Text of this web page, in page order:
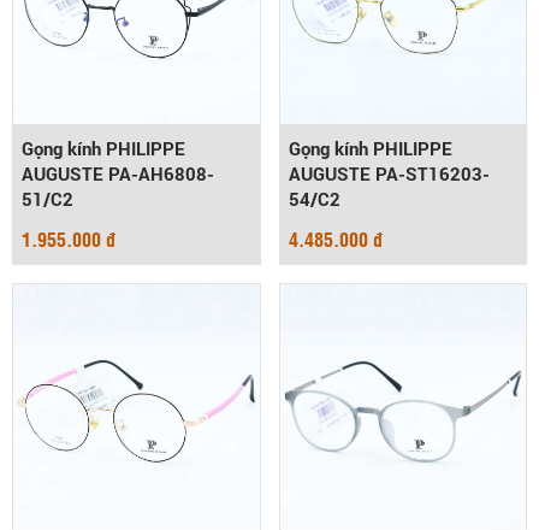
Gọng kính PHILIPPE
AUGUSTE PA-AH6808-
51/C2
1.955.000 đ
Gọng kính PHILIPPE
AUGUSTE PA-ST16203-
54/C2
4.485.000 đ